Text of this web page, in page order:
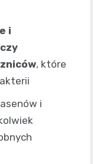
i
, które
i